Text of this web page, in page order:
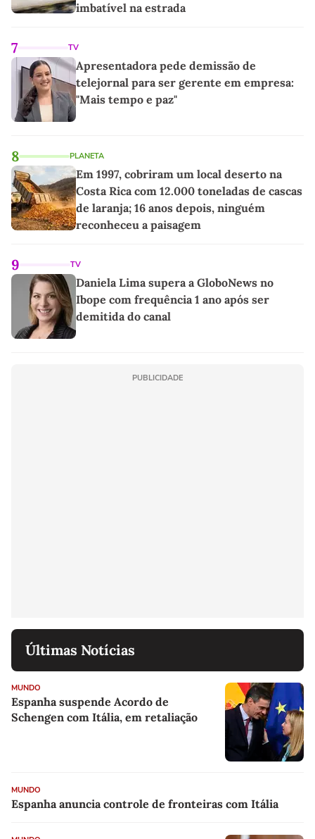
imbatível na estrada
7 TV
Apresentadora pede demissão de
telejornal para ser gerente em empresa:
"Mais tempo e paz"
8 PLANETA
Em 1997, cobriram um local deserto na
Costa Rica com 12.000 toneladas de cascas
de laranja; 16 anos depois, ninguém
reconheceu a paisagem
9 TV
Daniela Lima supera a GloboNews no
Ibope com frequência 1 ano após ser
demitida do canal
PUBLICIDADE
Últimas Notícias
MUNDO
Espanha suspende Acordo de
Schengen com Itália, em retaliação
MUNDO
Espanha anuncia controle de fronteiras com Itália